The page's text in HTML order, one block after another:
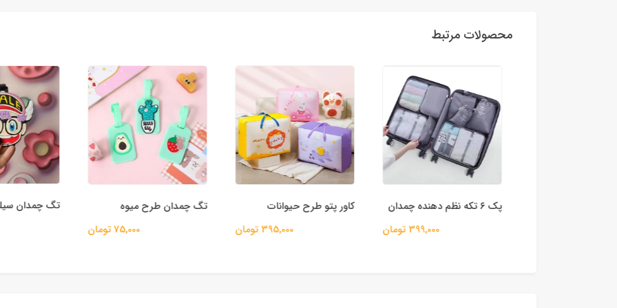
محصولات مرتبط
پک ۶ تکه نظم دهنده چمدان
399,000 تومان
کاور پتو طرح حیوانات
395,000 تومان
تگ چمدان طرح میوه
75,000 تومان
تگ چمدان